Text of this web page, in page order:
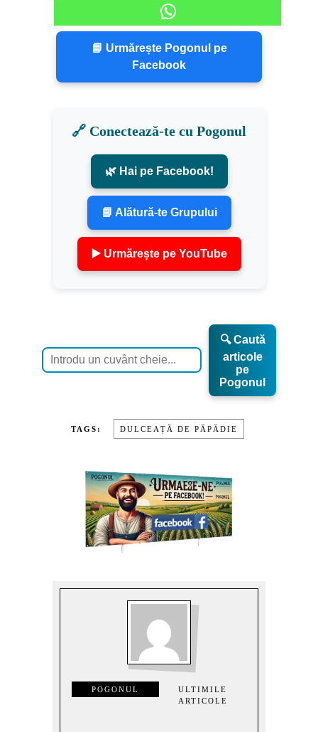
📘 Urmărește Pogonul pe
Facebook
🔗 Conectează-te cu Pogonul
🌿 Hai pe Facebook!
📘 Alătură-te Grupului
▶️ Urmărește pe YouTube
🔍 Caută
articole
pe
Pogonul
TAGS: DULCEAȚĂ DE PĂPĂDIE
POGONUL
ULTIMILE
ARTICOLE